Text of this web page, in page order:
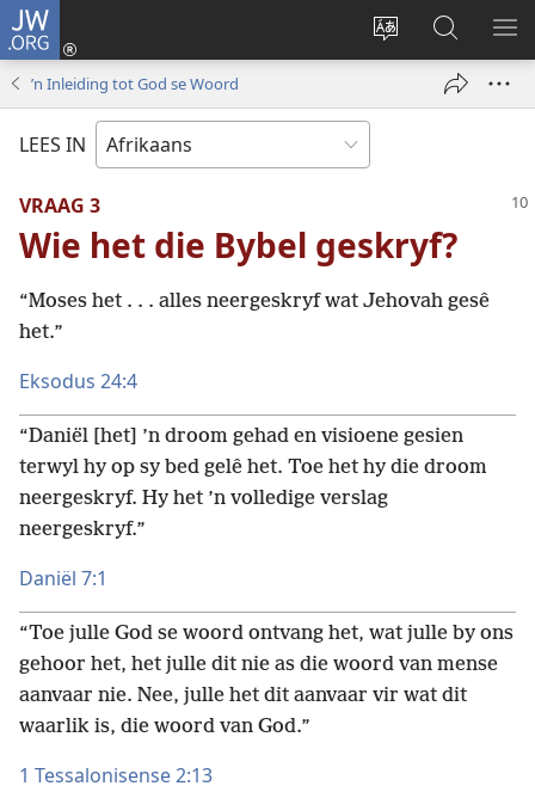
JW.ORG
Verander
Meld
aan
venster
Soek
op
JW.ORG
’n Inleiding tot God se Woord
LEES IN
VRAAG 3
Wie het die Bybel geskryf?
“Moses het . . . alles neergeskryf wat Jehovah gesê
het.”
Eksodus 24:4
“Daniël [het] ’n droom gehad en visioene gesien
terwyl hy op sy bed gelê het. Toe het hy die droom
neergeskryf. Hy het ’n volledige verslag
neergeskryf.”
Daniël 7:1
“Toe julle God se woord ontvang het, wat julle by ons
gehoor het, het julle dit nie as die woord van mense
aanvaar nie. Nee, julle het dit aanvaar vir wat dit
waarlik is, die woord van God.”
1 Tessalonisense 2:13